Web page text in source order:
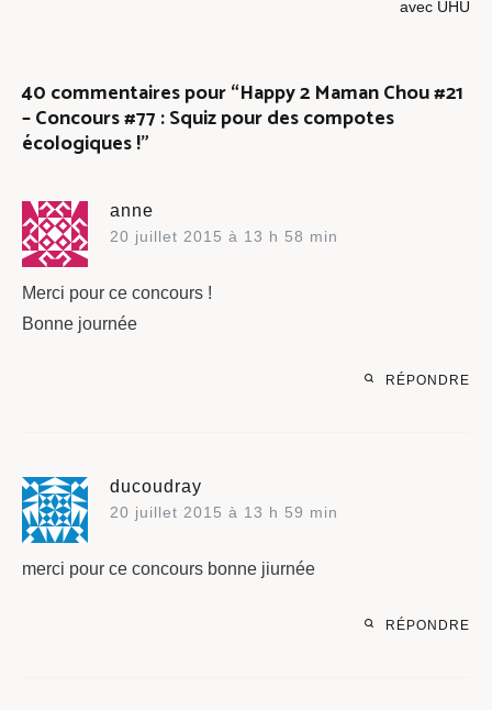
avec UHU
40 commentaires pour “Happy 2 Maman Chou #21
– Concours #77 : Squiz pour des compotes
écologiques !”
anne
20 juillet 2015 à 13 h 58 min
Merci pour ce concours !
Bonne journée
RÉPONDRE
ducoudray
20 juillet 2015 à 13 h 59 min
merci pour ce concours bonne jiurnée
RÉPONDRE